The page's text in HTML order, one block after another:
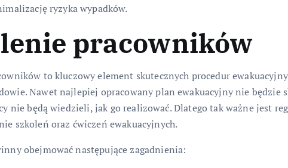
ryzyka wypadków.
pracowników
to kluczowy element skutecznych procedur
Nawet najlepiej opracowany plan ewakuacyjny nie będzie
nie będą wiedzieli, jak go realizować. Dlatego tak ważne jest
szkoleń oraz ćwiczeń ewakuacyjnych.
obejmować następujące zagadnienia: